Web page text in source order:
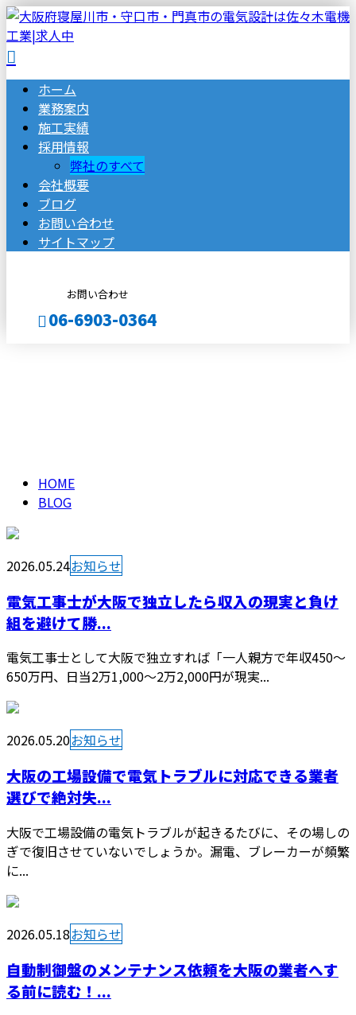
ホーム
業務案内
施工実績
採用情報
弊社のすべて
会社概要
ブログ
お問い合わせ
サイトマップ
お問い合わせ
06-6903-0364
HOME
BLOG
2026.05.24お知らせ
電気工事士が大阪で独立したら収入の現実と負け
組を避けて勝...
電気工事士として大阪で独立すれば「一人親方で年収450〜
650万円、日当2万1,000〜2万2,000円が現実...
2026.05.20お知らせ
大阪の工場設備で電気トラブルに対応できる業者
選びで絶対失...
大阪で工場設備の電気トラブルが起きるたびに、その場しの
ぎで復旧させていないでしょうか。漏電、ブレーカーが頻繁
に...
2026.05.18お知らせ
自動制御盤のメンテナンス依頼を大阪の業者へす
る前に読む！...